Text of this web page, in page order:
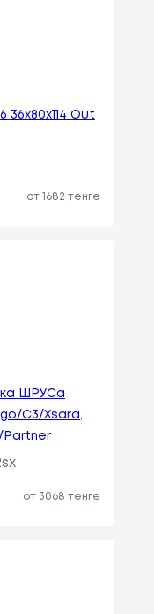
36x80x114 Out
от 1682 тенге
ШРУСа
C3/Xsara,
Partner
от 3068 тенге